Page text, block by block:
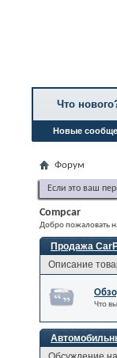
Что
Новые
Форум
Если это ваш
Compcar
Добро пожаловать
Продажа
Описание
Что